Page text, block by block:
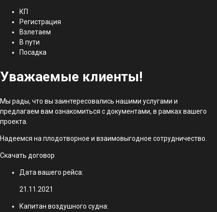
КП
Регистрация
Взлетаем
В пути
Посадка
Уважаемые клиенты!
Мы рады, что вы заинтересовались нашими услугами и
предлагаем вам ознакомиться с документами, в рамках вашего
проекта.
Надеемся на плодотворное и взаимовыгодное сотрудничество.
Скачать договор
Дата вашего рейса:
21.11.2021
Капитан воздушного судна: